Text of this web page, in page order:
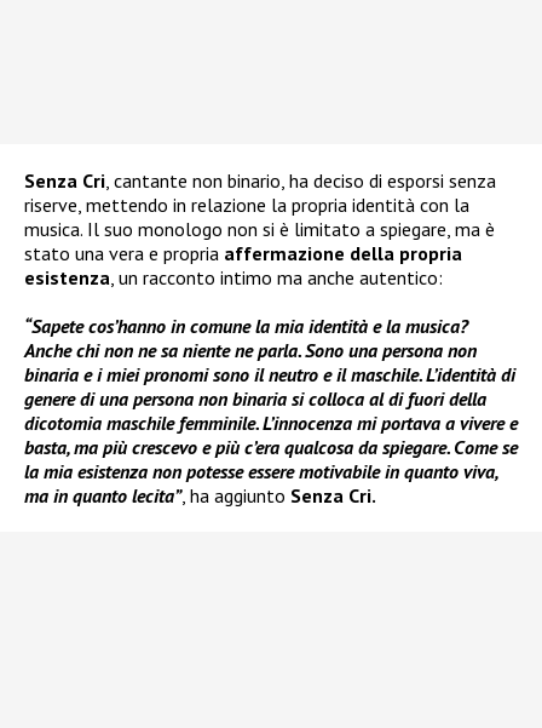
Senza Cri, cantante non binario, ha deciso di esporsi senza
riserve, mettendo in relazione la propria identità con la
musica. Il suo monologo non si è limitato a spiegare, ma è
stato una vera e propria affermazione della propria
esistenza, un racconto intimo ma anche autentico:
“Sapete cos’hanno in comune la mia identità e la musica?
Anche chi non ne sa niente ne parla. Sono una persona non
binaria e i miei pronomi sono il neutro e il maschile. L’identità di
genere di una persona non binaria si colloca al di fuori della
dicotomia maschile femminile. L’innocenza mi portava a vivere e
basta, ma più crescevo e più c’era qualcosa da spiegare. Come se
la mia esistenza non potesse essere motivabile in quanto viva,
ma in quanto lecita”, ha aggiunto Senza Cri.